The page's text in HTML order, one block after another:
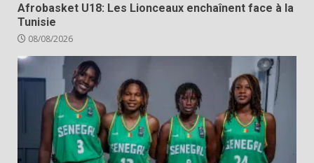
Afrobasket U18: Les Lionceaux enchaînent face à la
Tunisie
08/08/2026